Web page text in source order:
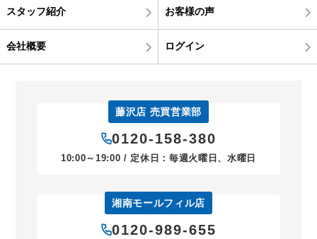
スタッフ紹介 お客様の声
会社概要 ログイン
藤沢店 売買営業部
0120-158-380
10:00～19:00 / 定休日：毎週火曜日、水曜日
湘南モールフィル店
0120-989-655